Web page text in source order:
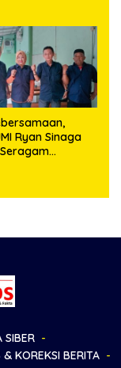
Ryan Sinaga
SIBER
KOREKSI BERITA